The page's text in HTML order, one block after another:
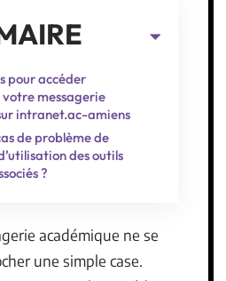
pour accéder
messagerie
intranet.ac-amiens
de problème de
des outils
?
académique ne se
une simple case.